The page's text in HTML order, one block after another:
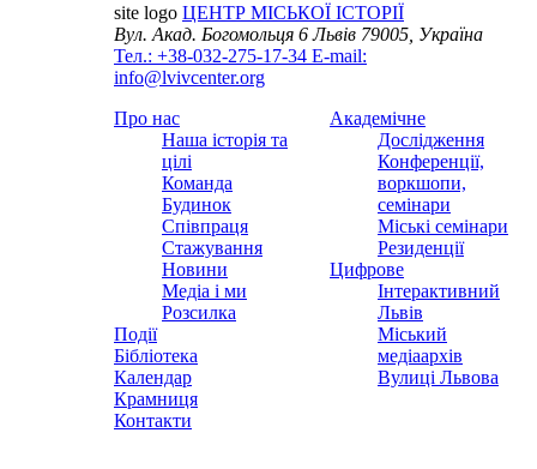
site logo ЦЕНТР МІСЬКОЇ ІСТОРІЇ
Вул. Акад. Богомольця 6Львів 79005, Україна
Тел.: +38-032-275-17-34 E-mail:
info@lvivcenter.org
Про нас
Наша історія та
цілі
Команда
Будинок
Співпраця
Стажування
Новини
Медіа і ми
Розсилка
Події
Бібліотека
Календар
Крамниця
Контакти
Академічне
Дослідження
Конференції,
воркшопи,
семінари
Міські семінари
Резиденції
Цифрове
Інтерактивний
Львів
Міський
медіаархів
Вулиці Львова